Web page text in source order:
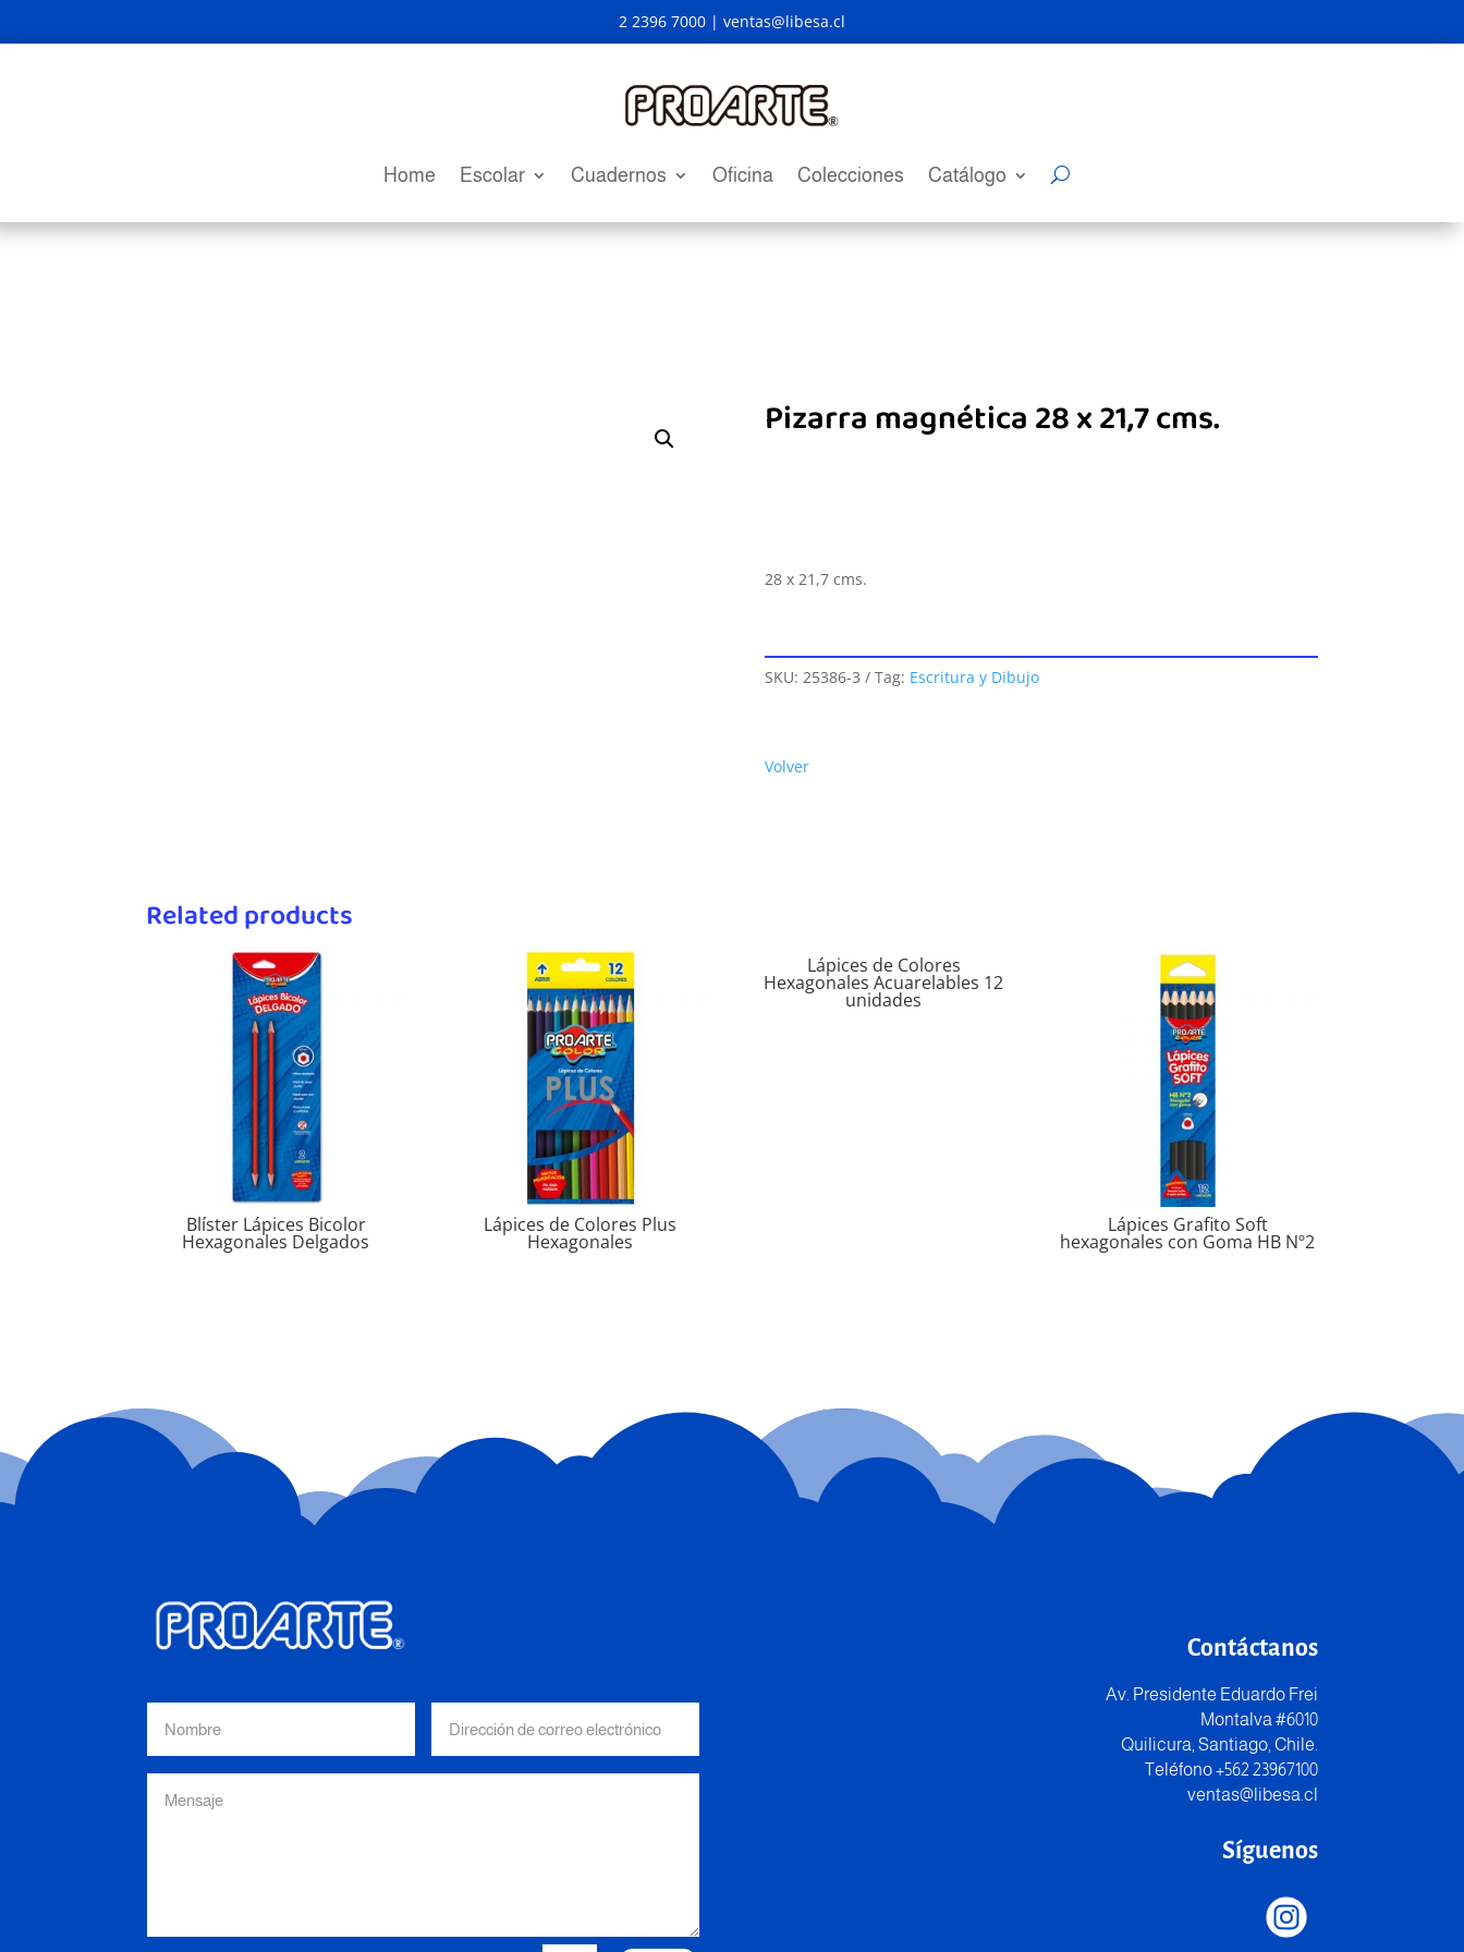
2 2396 7000 | ventas@libesa.cl
Home Escolar Cuadernos Oficina Colecciones Catálogo
Pizarra magnética 28 x 21,7 cms.
28 x 21,7 cms.
SKU: 25386-3 Tag: Escritura y Dibujo
Volver
Related products
Blíster Lápices Bicolor
Hexagonales Delgados
Lápices de Colores Plus
Hexagonales
Lápices de Colores
Hexagonales Acuarelables 12
unidades
Lápices Grafito Soft
hexagonales con Goma HB Nº2
Contáctanos
Av. Presidente Eduardo Frei
Montalva #6010
Quilicura, Santiago, Chile.
Teléfono +562 23967100
ventas@libesa.cl
Síguenos